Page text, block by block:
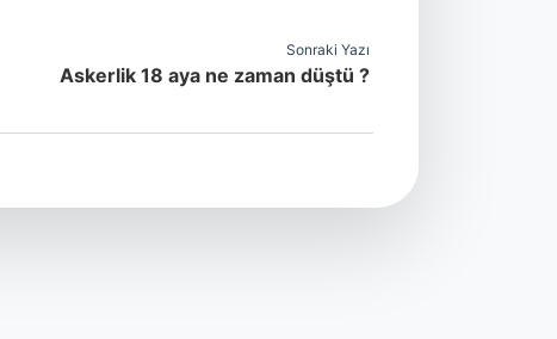
Sonraki Yazı
Askerlik 18 aya ne zaman düştü ?